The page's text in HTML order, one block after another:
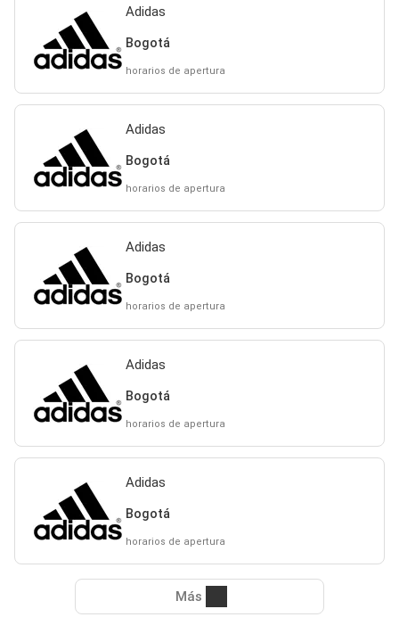
Adidas
Bogotá
horarios de apertura
Adidas
Bogotá
horarios de apertura
Adidas
Bogotá
horarios de apertura
Adidas
Bogotá
horarios de apertura
Adidas
Bogotá
horarios de apertura
Más